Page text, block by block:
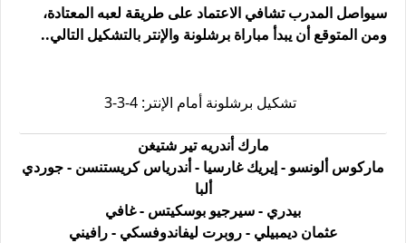
سيواصل المدرب تشافي الاعتماد على طريقة لعبه المعتادة،
ومن المتوقع أن يبدأ مباراة برشلونة والإنتر بالتشكيل التالي..
تشكيل برشلونة أمام الإنتر: 4-3-3
مارك أندريه تير شتيغن
ماركوس ألونسو - إيريك غارسيا - أندرياس كريستنسن - جوردي
ألبا
بيدري - سيرجيو بوسكيتس - غافي
عثمان ديمبيلي - روبرت ليفاندوفسكي - رافيني